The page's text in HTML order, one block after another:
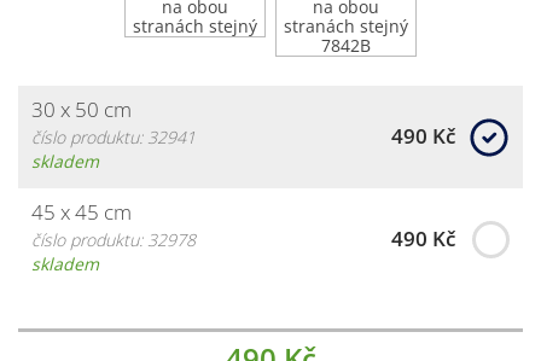
30 x 50 cm
číslo produktu: 32941
skladem
490 Kč
45 x 45 cm
číslo produktu: 32978
skladem
490 Kč